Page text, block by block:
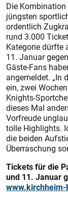
Die
jüngsten
ordentlich
rund 3.000
Kategorie dürfte
11. Januar
Gäste-Fans
angemeldet. „In
ein, zwei
Knights-
dieses Mal
Vorfreude
tolle Highlights.
die beiden
Überraschung
Tickets für die
und 11. Januar